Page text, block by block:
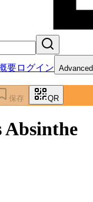
要ログイン Advanced
保存 QR